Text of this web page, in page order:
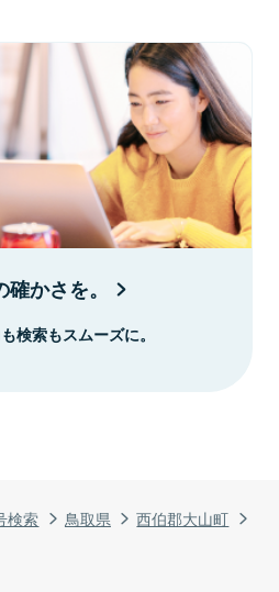
検索 鳥取県
西伯郡大山町
かさを。
検索もスムーズに。